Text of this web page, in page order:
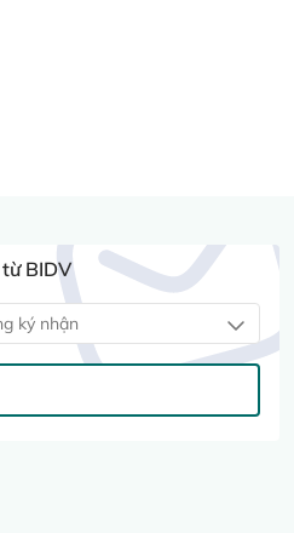
BIDV
ký nhận